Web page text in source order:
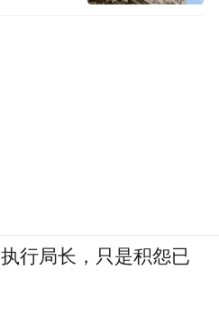
行局长，只是积怨已